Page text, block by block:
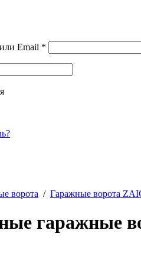
Email *
ворота / Гаражные ворота
гаражные